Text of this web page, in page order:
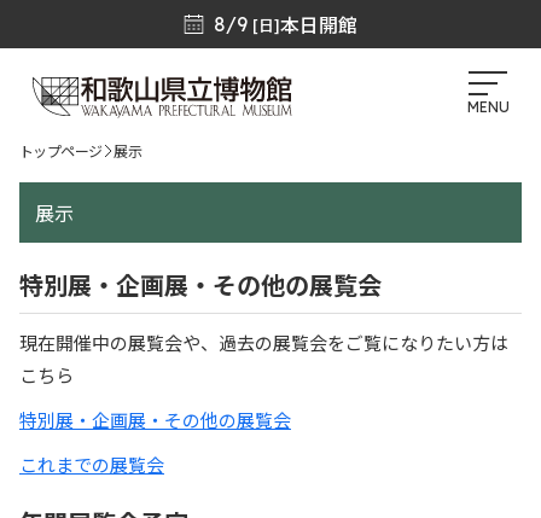
8/9 [日]本日開館
MENU
トップページ 展示
展示
特別展・企画展・その他の展覧会
現在開催中の展覧会や、過去の展覧会をご覧になりたい方は
こちら
特別展・企画展・その他の展覧会
これまでの展覧会